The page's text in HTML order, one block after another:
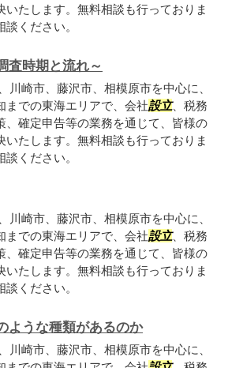
いたします。無料相談も行っておりま
ください。
査時期と流れ～
川崎市、藤沢市、相模原市を中心に、
までの東海エリアで、会社設立、税務
、確定申告等の業務を通じて、皆様の
いたします。無料相談も行っておりま
ください。
川崎市、藤沢市、相模原市を中心に、
までの東海エリアで、会社設立、税務
、確定申告等の業務を通じて、皆様の
いたします。無料相談も行っておりま
ください。
ような種類があるのか
川崎市、藤沢市、相模原市を中心に、